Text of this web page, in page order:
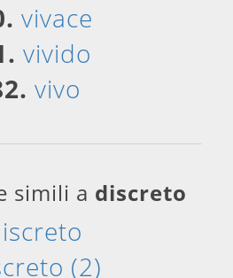
vivace
vivido
vivo
simili a discreto
(2)